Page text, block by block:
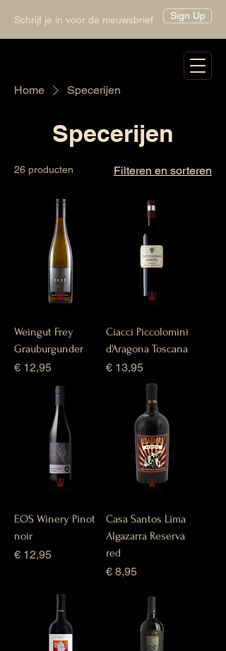
Schrijf je in voor de nieuwsbrief Sign Up
Home Specerijen
Specerijen
26 producten Filteren en sorteren
Weingut Frey
Grauburgunder
Prijs
€ 12,95
Ciacci Piccolomini
d'Aragona Toscana
Prijs
€ 13,95
EOS Winery Pinot
noir
Prijs
€ 12,95
Casa Santos Lima
Algazarra Reserva
red
Prijs
€ 8,95